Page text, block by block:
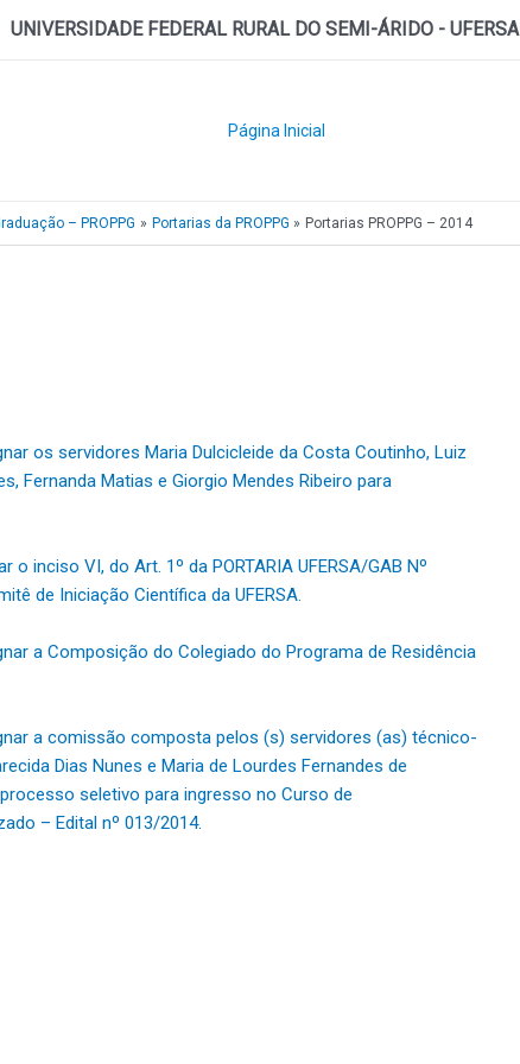
UNIVERSIDADE FEDERAL RURAL DO SEMI-ÁRIDO - UFERSA
Página Inicial
– PROPPG Portarias da PROPPG Portarias PROPPG – 2014
os servidores Maria Dulcicleide da Costa Coutinho, Luiz
Fernanda Matias e Giorgio Mendes Ribeiro para
inciso VI, do Art. 1º da PORTARIA UFERSA/GAB Nº
de Iniciação Científica da UFERSA.
a Composição do Colegiado do Programa de Residência
a comissão composta pelos (s) servidores (as) técnico-
Dias Nunes e Maria de Lourdes Fernandes de
seletivo para ingresso no Curso de
– Edital nº 013/2014.